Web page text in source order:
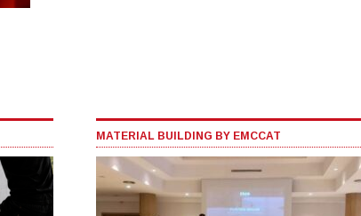
MATERIAL BUILDING BY EMCCAT